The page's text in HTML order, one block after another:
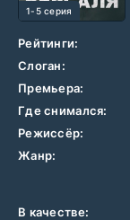
1-5 серия
1
2 3 4 5 6
Рейтинги:
Слоган:
Премьера:
Где снимался:
Режиссёр:
Жанр:
В качестве: